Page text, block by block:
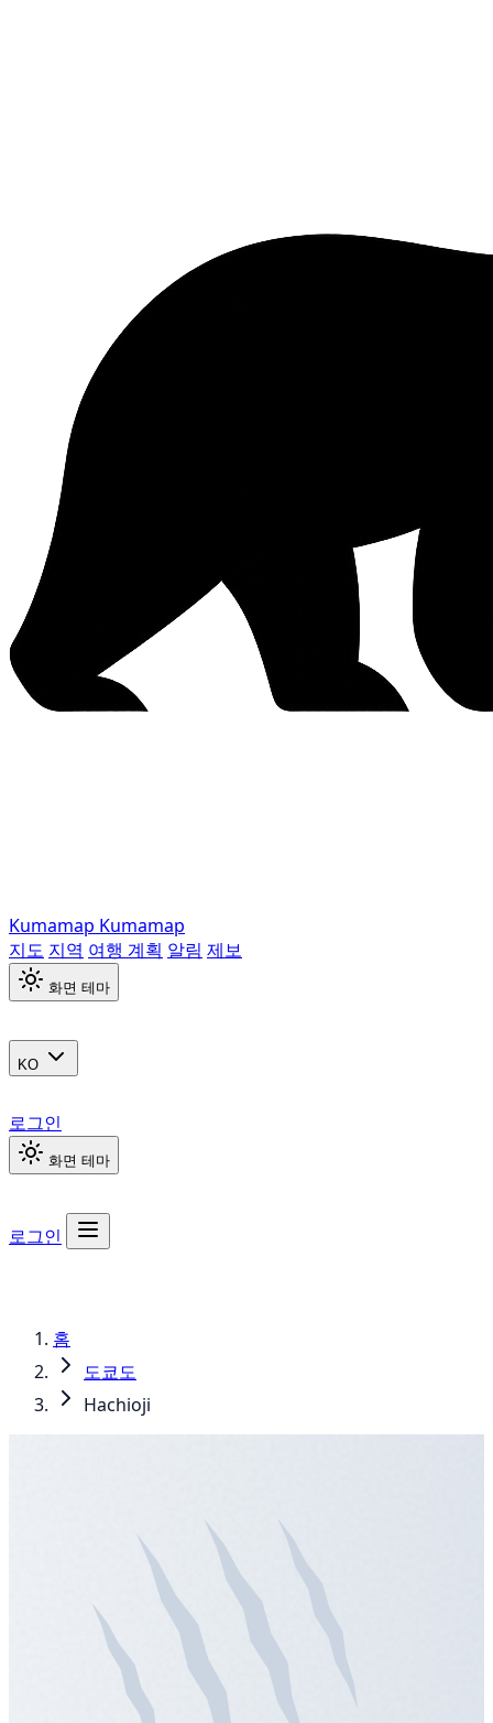
Kumamap Kumamap
지도 지역 여행 계획 알림 제보
화면 테마
KO
로그인
화면 테마
로그인
홈
도쿄도
Hachioji